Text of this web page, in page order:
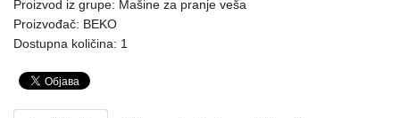
Mrežna
Proizvod iz grupe: Mašine za pranje veša
Proizvođač: BEKO
Dostupna količina: 1